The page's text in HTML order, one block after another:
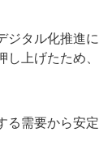
ジタル化推進に
上げたため、
る需要から安定